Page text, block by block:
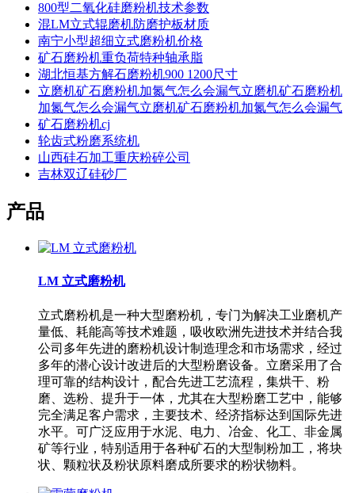
800型二氧化硅磨粉机技术参数
混LM立式辊磨机防磨护板材质
南宁小型超细立式磨粉机价格
矿石磨粉机重负荷特种轴承脂
湖北恒基方解石磨粉机900 1200尺寸
立磨机矿石磨粉机加氮气怎么会漏气立磨机矿石磨粉机
加氮气怎么会漏气立磨机矿石磨粉机加氮气怎么会漏气
矿石磨粉机cj
轮齿式粉磨系统机
山西硅石加工重庆粉碎公司
吉林双辽硅砂厂
产品
LM 立式磨粉机
立式磨粉机是一种大型磨粉机，专门为解决工业磨机产
量低、耗能高等技术难题，吸收欧洲先进技术并结合我
公司多年先进的磨粉机设计制造理念和市场需求，经过
多年的潜心设计改进后的大型粉磨设备。立磨采用了合
理可靠的结构设计，配合先进工艺流程，集烘干、粉
磨、选粉、提升于一体，尤其在大型粉磨工艺中，能够
完全满足客户需求，主要技术、经济指标达到国际先进
水平。可广泛应用于水泥、电力、冶金、化工、非金属
矿等行业，特别适用于各种矿石的大型制粉加工，将块
状、颗粒状及粉状原料磨成所要求的粉状物料。